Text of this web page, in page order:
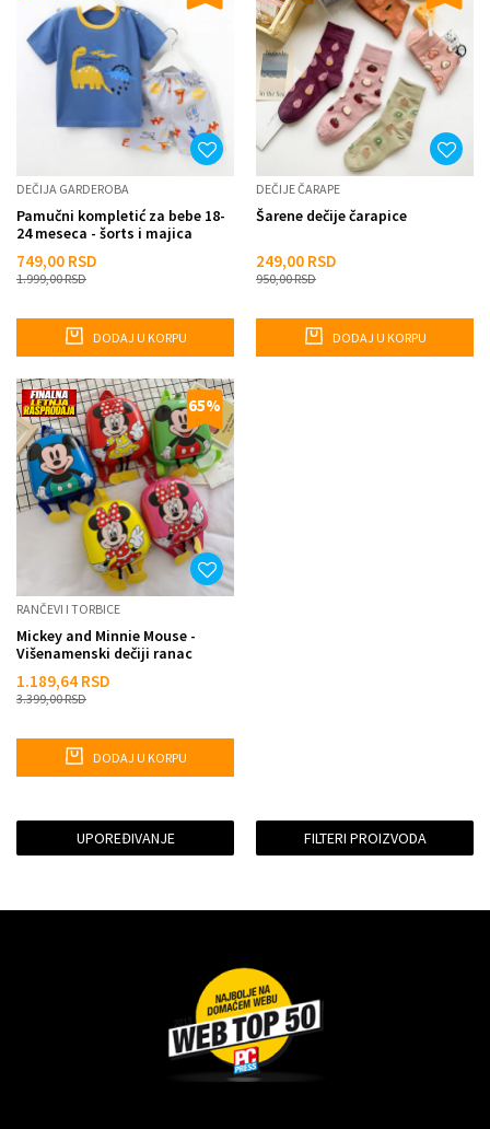
DEČIJA GARDEROBA
Pamučni kompletić za bebe 18-
24 meseca - šorts i majica
749,00 RSD
1.999,00RSD
DODAJ U KORPU
DEČIJE ČARAPE
Šarene dečije čarapice
249,00 RSD
950,00RSD
DODAJ U KORPU
65%
RANČEVI I TORBICE
Mickey and Minnie Mouse -
Višenamenski dečiji ranac
1.189,64 RSD
3.399,00RSD
DODAJ U KORPU
UPOREĐIVANJE FILTERI PROIZVODA